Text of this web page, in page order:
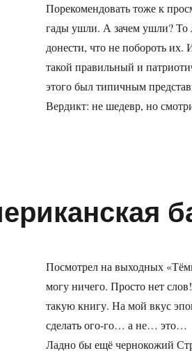
Порекомендовать тоже к
гады ушли. А зачем ушли? То
донести, что не побороть их.
такой правильный и
этого был типичным
Вердикт: не шедевр, но
Посмотрел на выходных
могу ничего. Просто нет
такую книгу. На мой вкус
сделать ого-го… а не… это…
Ладно бы ещё чернокожий